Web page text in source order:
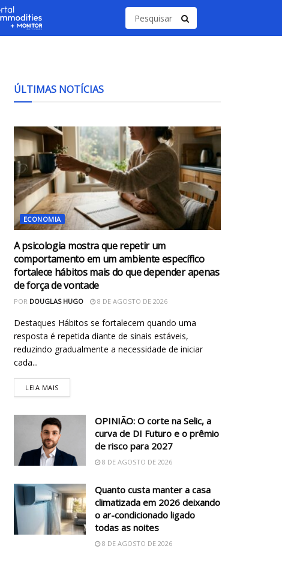
ÚLTIMAS NOTÍCIAS
ECONOMIA
A psicologia mostra que repetir um
comportamento em um ambiente específico
fortalece hábitos mais do que depender apenas
de força de vontade
POR DOUGLAS HUGO 8 DE AGOSTO DE 2026
Destaques Hábitos se fortalecem quando uma
resposta é repetida diante de sinais estáveis,
reduzindo gradualmente a necessidade de iniciar
cada...
LEIA MAIS
OPINIÃO: O corte na Selic, a
curva de DI Futuro e o prêmio
de risco para 2027
8 DE AGOSTO DE 2026
Quanto custa manter a casa
climatizada em 2026 deixando
o ar-condicionado ligado
todas as noites
8 DE AGOSTO DE 2026